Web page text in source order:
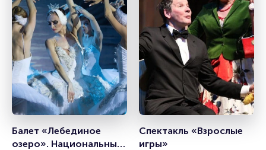
Балет «Лебединое
озеро». Национальный
Спектакль «Взрослые
игры»